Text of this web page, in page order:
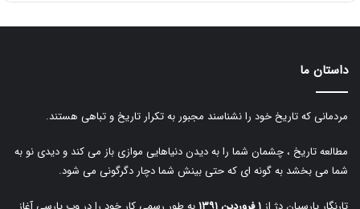
داستان ما
مردمانی که تاریخ خود را نشناسند مجبور به تکرار تاریخ و تباهی هستند.
مطالعه تاریخ ، چشمان شما را به دیدن دنیاهایی موازی باز می کند و دیدی نو به
شما می بخشد به گونه ای که حتی بینش شما دچار دگرگونی می شود.